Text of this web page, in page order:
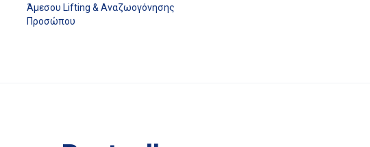
Άμεσου Lifting & Αναζωογόνησης
Προσώπου